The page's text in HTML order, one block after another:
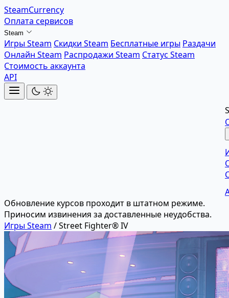
SteamCurrency
Оплата сервисов
Steam
Игры Steam Скидки Steam Бесплатные игры Раздачи
Онлайн Steam Распродажи Steam Статус Steam
Стоимость аккаунта
API
Обновление курсов проходит в штатном режиме.
Приносим извинения за доставленные неудобства.
Игры Steam /Street Fighter® IV